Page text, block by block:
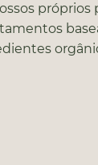
próprios